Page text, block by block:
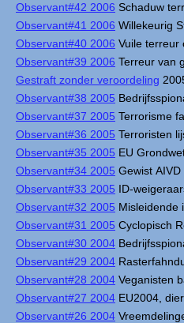
Observant#42 2006 Schaduw
Observant#41 2006 Willekeurig
Observant#40 2006 Vuile terreur
Observant#39 2006 Terreur van
Gestraft zonder veroordeling
Observant#38 2005
Observant#37 2005 Terrorisme
Observant#36 2005 Terroristen
Observant#35 2005 EU
Observant#34 2005 Gewist AIVD
Observant#33 2005 ID-
Observant#32 2005 Misleidende
Observant#31 2005 Cyclopisch
Observant#30 2004
Observant#29 2004
Observant#28 2004 Veganisten
Observant#27 2004 EU2004,
Observant#26 2004